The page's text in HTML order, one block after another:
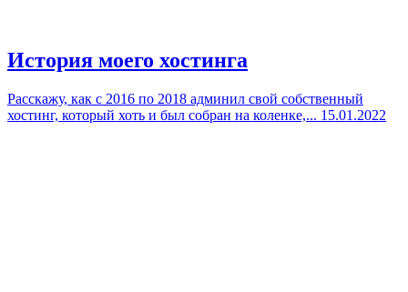
История моего хостинга
Расскажу, как с 2016 по 2018 админил свой собственный
хостинг, который хоть и был собран на коленке,... 15.01.2022